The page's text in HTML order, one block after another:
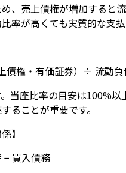
、売上債権が増加すると
率が高くても実質的な支
債権・有価証券）÷ 流動
当座比率の目安は100%
ることが重要です。
】
− 買入債務